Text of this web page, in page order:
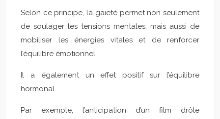
Selon ce principe, la gaieté permet non seulement
de soulager les tensions mentales, mais aussi de
mobiliser les énergies vitales et de renforcer
l’équilibre émotionnel.
Il a également un effet positif sur l’équilibre
hormonal.
Par exemple, l’anticipation d’un film drôle